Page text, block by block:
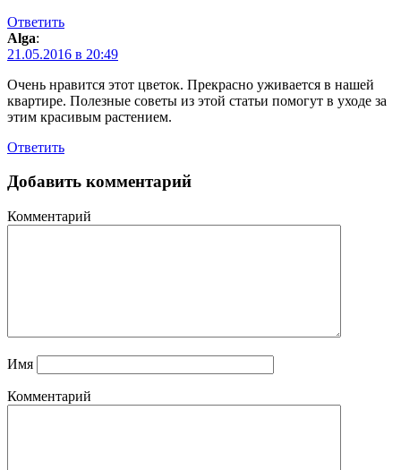
Ответить
Аlga:
21.05.2016 в 20:49
Очень нравится этот цветок. Прекрасно уживается в нашей
квартире. Полезные советы из этой статьи помогут в уходе за
этим красивым растением.
Ответить
Добавить комментарий
Комментарий
Имя
Комментарий